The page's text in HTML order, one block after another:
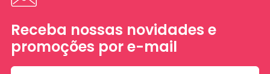
Receba nossas novidades e
promoções por e-mail